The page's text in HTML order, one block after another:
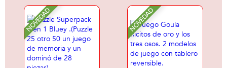
piezas).
autobus.
NOVEDAD NOVEDAD